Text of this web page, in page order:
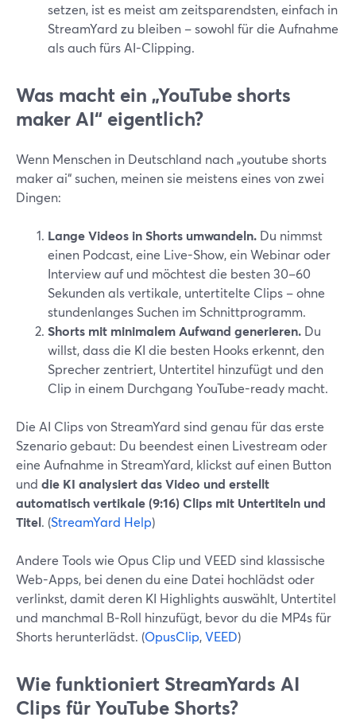
setzen, ist es meist am zeitsparendsten, einfach in
StreamYard zu bleiben – sowohl für die Aufnahme
als auch fürs AI-Clipping.
Was macht ein „YouTube shorts
maker AI“ eigentlich?
Wenn Menschen in Deutschland nach „youtube shorts
maker ai“ suchen, meinen sie meistens eines von zwei
Dingen:
Lange Videos in Shorts umwandeln. Du nimmst
einen Podcast, eine Live-Show, ein Webinar oder
Interview auf und möchtest die besten 30–60
Sekunden als vertikale, untertitelte Clips – ohne
stundenlanges Suchen im Schnittprogramm.
Shorts mit minimalem Aufwand generieren. Du
willst, dass die KI die besten Hooks erkennt, den
Sprecher zentriert, Untertitel hinzufügt und den
Clip in einem Durchgang YouTube-ready macht.
Die AI Clips von StreamYard sind genau für das erste
Szenario gebaut: Du beendest einen Livestream oder
eine Aufnahme in StreamYard, klickst auf einen Button
und die KI analysiert das Video und erstellt
automatisch vertikale (9:16) Clips mit Untertiteln und
Titel. (StreamYard Help)
Andere Tools wie Opus Clip und VEED sind klassische
Web-Apps, bei denen du eine Datei hochlädst oder
verlinkst, damit deren KI Highlights auswählt, Untertitel
und manchmal B‑Roll hinzufügt, bevor du die MP4s für
Shorts herunterlädst. (OpusClip,VEED)
Wie funktioniert StreamYards AI
Clips für YouTube Shorts?